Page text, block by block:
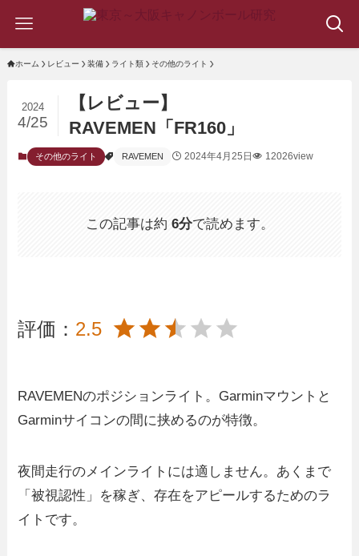
ホーム レビュー 装備 ライト類 その他のライト
【レビュー】
RAVEMEN「FR160」
2024
4/25
その他のライト RAVEMEN 2024年4月25日 12026view
この記事は約 6分で読めます。
評価： 2.5
RAVEMENのポジションライト。Garminマウントと
Garminサイコンの間に挟めるのが特徴。
夜間走行のメインライトには適しません。あくまで
「被視認性」を稼ぎ、存在をアピールするためのラ
イトです。